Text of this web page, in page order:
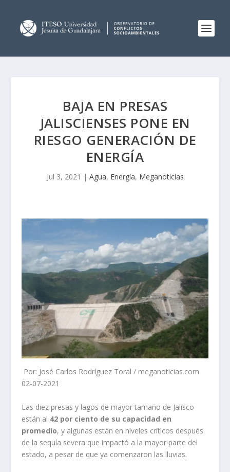
BAJA EN PRESAS
JALISCIENSES PONE EN
RIESGO GENERACIÓN DE
ENERGÍA
Jul 3, 2021 | Agua, Energía, Meganoticias
Por: José Carlos Rodríguez Toral / meganoticias.com
02-07-2021
Las diez presas y lagos de mayor tamaño de Jalisco
están al 42 por ciento de su capacidad en
promedio, y algunas están en niveles críticos después
de la sequía severa que impactó a la mayor parte del
estado, a pesar de que ya comenzaron las lluvias.